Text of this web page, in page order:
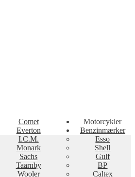
Comet
Everton
I.C.M.
Monark
Sachs
Taarnby
Wooler
Motorcykler
Benzinmærker
Esso
Shell
Gulf
BP
Caltex